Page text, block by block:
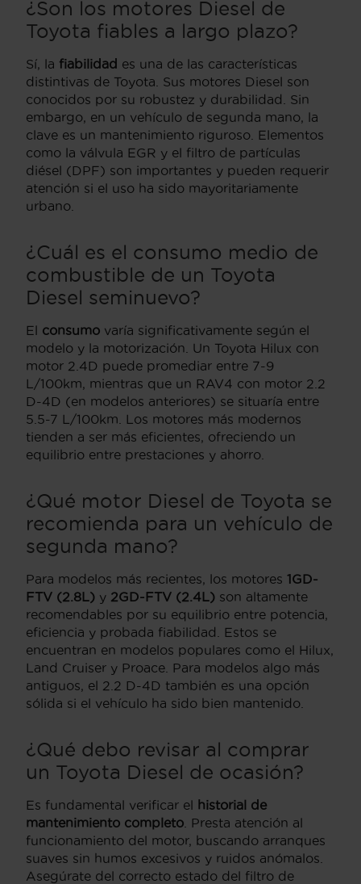
¿Son los motores Diesel de
Toyota fiables a largo plazo?
Sí, la fiabilidad es una de las características
distintivas de Toyota. Sus motores Diesel son
conocidos por su robustez y durabilidad. Sin
embargo, en un vehículo de segunda mano, la
clave es un mantenimiento riguroso. Elementos
como la válvula EGR y el filtro de partículas
diésel (DPF) son importantes y pueden requerir
atención si el uso ha sido mayoritariamente
urbano.
¿Cuál es el consumo medio de
combustible de un Toyota
Diesel seminuevo?
El consumo varía significativamente según el
modelo y la motorización. Un Toyota Hilux con
motor 2.4D puede promediar entre 7-9
L/100km, mientras que un RAV4 con motor 2.2
D-4D (en modelos anteriores) se situaría entre
5.5-7 L/100km. Los motores más modernos
tienden a ser más eficientes, ofreciendo un
equilibrio entre prestaciones y ahorro.
¿Qué motor Diesel de Toyota se
recomienda para un vehículo de
segunda mano?
Para modelos más recientes, los motores 1GD-
FTV (2.8L) y 2GD-FTV (2.4L) son altamente
recomendables por su equilibrio entre potencia,
eficiencia y probada fiabilidad. Estos se
encuentran en modelos populares como el Hilux,
Land Cruiser y Proace. Para modelos algo más
antiguos, el 2.2 D-4D también es una opción
sólida si el vehículo ha sido bien mantenido.
¿Qué debo revisar al comprar
un Toyota Diesel de ocasión?
Es fundamental verificar el historial de
mantenimiento completo . Presta atención al
funcionamiento del motor, buscando arranques
suaves sin humos excesivos y ruidos anómalos.
Asegúrate del correcto estado del filtro de